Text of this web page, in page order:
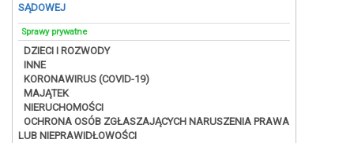
SĄDOWEJ
Sprawy prywatne
DZIECI I ROZWODY
INNE
KORONAWIRUS (COVID-19)
MAJĄTEK
NIERUCHOMOŚCI
OCHRONA OSÓB ZGŁASZAJĄCYCH NARUSZENIA PRAWA
LUB NIEPRAWIDŁOWOŚCI